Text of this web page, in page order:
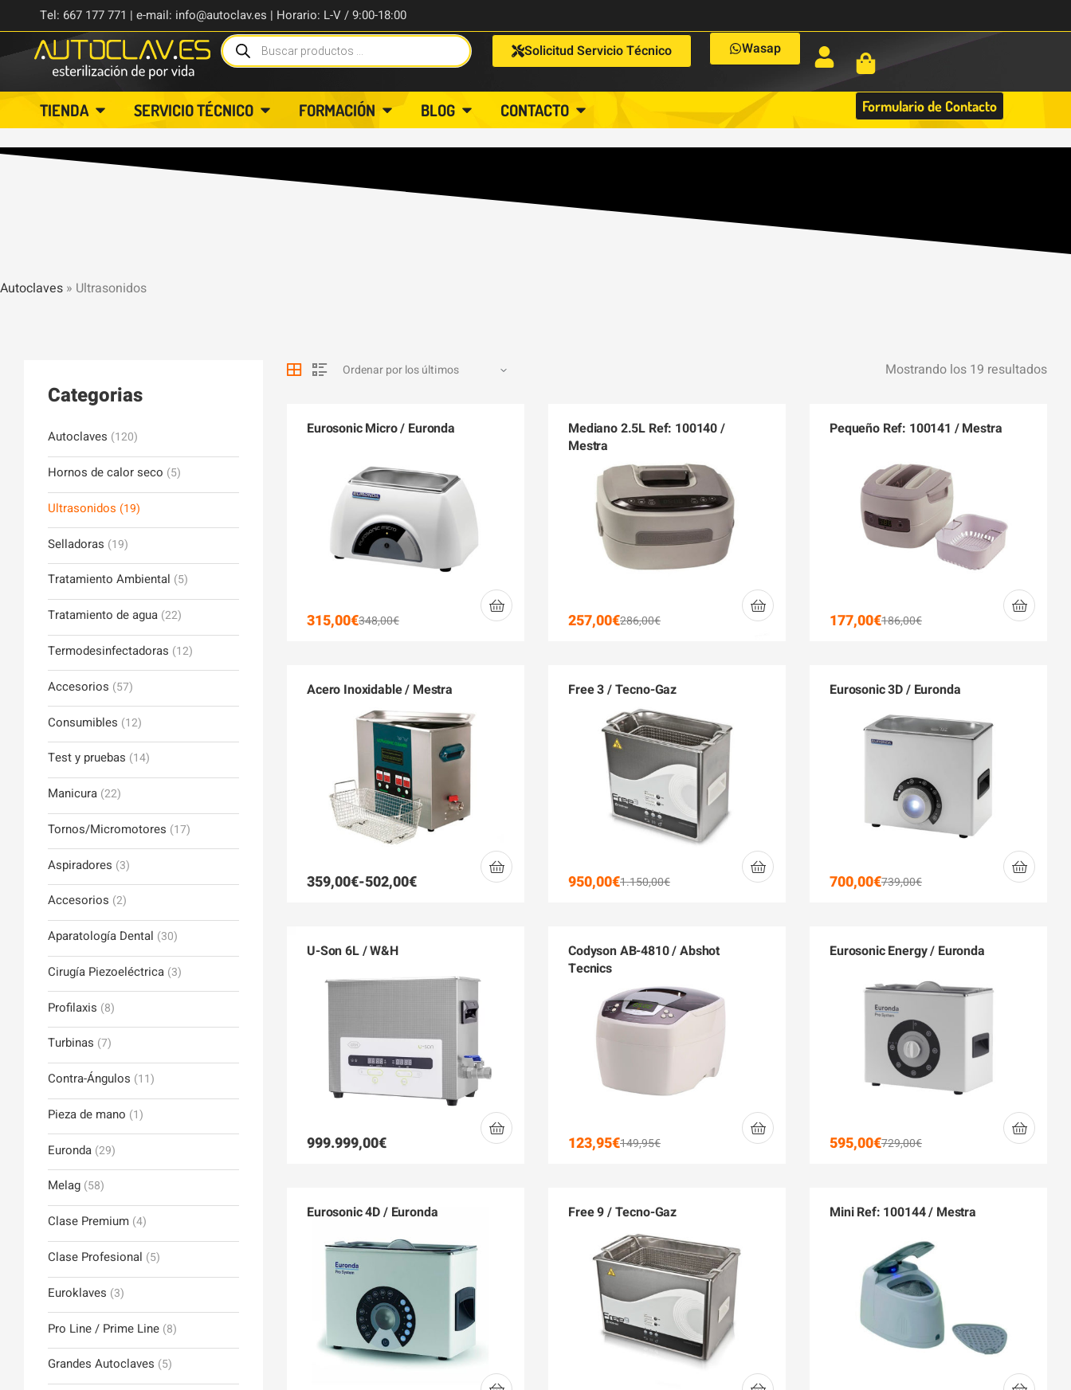
Tel: 667 177 771 | e-mail: info@autoclav.es | Horario: L-V / 9:00-18:00
Solicitud Servicio Técnico Wasap
TIENDA SERVICIO TÉCNICO FORMACIÓN BLOG CONTACTO Formulario de Contacto
Autoclaves » Ultrasonidos
Mostrando los 19 resultados
Eurosonic Micro / Euronda
348,00€
315,00€
Mediano 2.5L Ref: 100140 /
Mestra
286,00€
257,00€
Pequeño Ref: 100141 / Mestra
186,00€
177,00€
Acero Inoxidable / Mestra
359,00€-502,00€
Free 3 / Tecno-Gaz
1.150,00€
950,00€
Eurosonic 3D / Euronda
739,00€
700,00€
U-Son 6L / W&H
999.999,00€
Codyson AB-4810 / Abshot
Tecnics
149,95€
123,95€
Eurosonic Energy / Euronda
729,00€
595,00€
Eurosonic 4D / Euronda Free 9 / Tecno-Gaz Mini Ref: 100144 / Mestra
Categorias
Autoclaves (120)
Hornos de calor seco (5)
Ultrasonidos (19)
Selladoras (19)
Tratamiento Ambiental (5)
Tratamiento de agua (22)
Termodesinfectadoras (12)
Accesorios (57)
Consumibles (12)
Test y pruebas (14)
Manicura (22)
Tornos/Micromotores (17)
Aspiradores (3)
Accesorios (2)
Aparatología Dental (30)
Cirugía Piezoeléctrica (3)
Profilaxis (8)
Turbinas (7)
Contra-Ángulos (11)
Pieza de mano (1)
Euronda (29)
Melag (58)
Clase Premium (4)
Clase Profesional (5)
Euroklaves (3)
Pro Line / Prime Line (8)
Grandes Autoclaves (5)